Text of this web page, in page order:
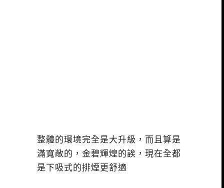
整體的環境完全是大升級，而且算是
滿寬敞的，金碧輝煌的誒，現在全都
是下吸式的排煙更舒適